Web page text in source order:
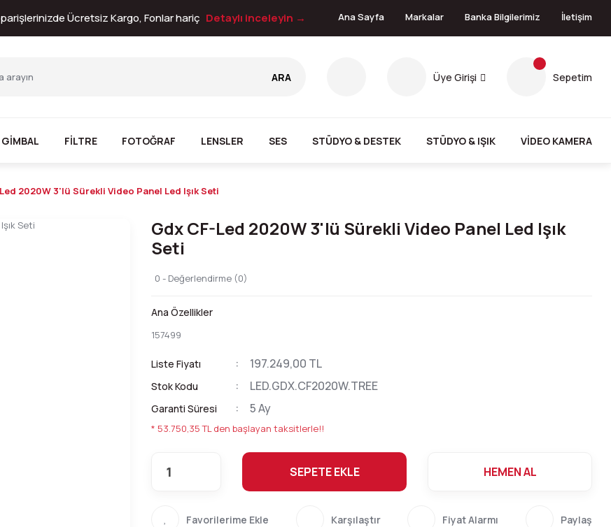
Ücretsiz Kargo, Fonlar hariç Detaylı inceleyin → Ana Sayfa Markalar Banka Bilgilerimiz İletişim
ARA Üye Girişi Sepetim
FİLTRE FOTOĞRAF LENSLER SES STÜDYO & DESTEK STÜDYO & IŞIK VİDEO KAMERA
2020W 3'lü Sürekli Video Panel Led Işık Seti
Gdx CF-Led 2020W 3'lü Sürekli Video Panel Led Işık
Seti
0 - Değerlendirme (0)
Ana Özellikler
157499
Liste Fiyatı 197.249,00 TL
Stok Kodu LED.GDX.CF2020W.TREE
Garanti Süresi 5 Ay
* 53.750,35 TL den başlayan taksitlerle!!
SEPETE EKLE HEMEN AL
Karşılaştır Fiyat Alarmı Paylaş